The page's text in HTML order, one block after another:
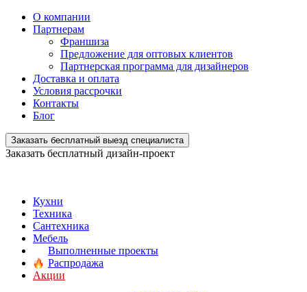
О компании
Партнерам
Франшиза
Предложение для оптовых клиентов
Партнерская программа для дизайнеров
Доставка и оплата
Условия рассрочки
Контакты
Блог
Заказать бесплатный выезд специалиста
Заказать бесплатный дизайн-проект
Кухни
Техника
Сантехника
Мебель
Выполненные проекты
Распродажа
Акции